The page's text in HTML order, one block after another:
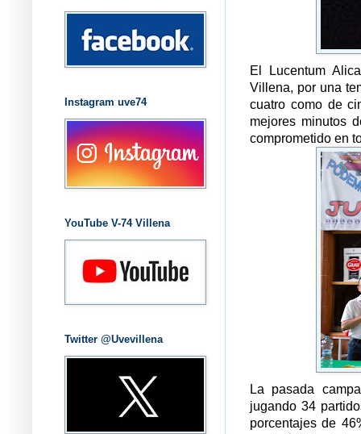
El Lucentum
Villena, por una
cuatro como de
mejores minutos
comprometido en
La pasada
jugando 34
porcentajes de
Instagram uve74
YouTube V-74 Villena
Twitter @Uvevillena